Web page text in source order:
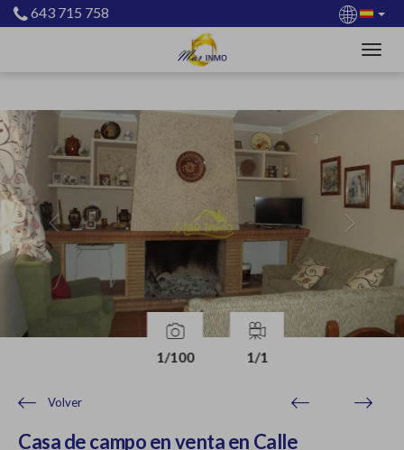
643 715 758
1/100 1/1
Previous
Volver
Casa de campo en venta en Calle